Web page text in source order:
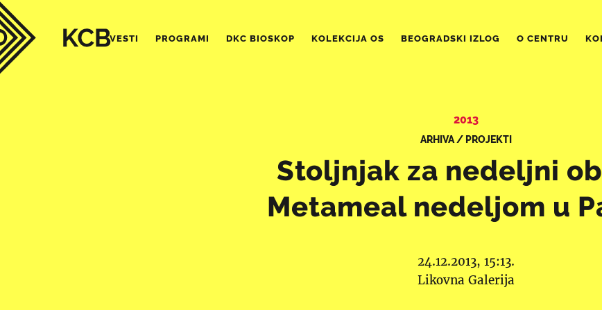
VESTI PROGRAMI DKC BIOSKOP KOLEKCIJA OS BEOGRADSKI IZLOG O CENTRU
2013
ARHIVA / PROJEKTI
Stoljnjak za nedeljni
Metameal nedeljom u
24.12.2013, 15:13.
Likovna Galerija